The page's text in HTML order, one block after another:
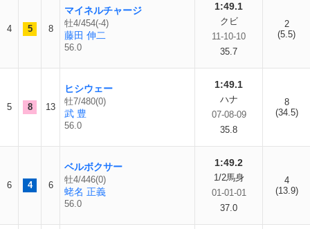
4 5 8
マイネルチャージ
牡4/454(-4)
藤田 伸二
56.0
1:49.1
クビ
11-10-10
35.7
2
(5.5)
5 8 13
ヒシウェー
牡7/480(0)
武 豊
56.0
1:49.1
ハナ
07-08-09
35.8
8
(34.5)
6 4 6
ベルボクサー
牡4/446(0)
蛯名 正義
56.0
1:49.2
1/2馬身
01-01-01
37.0
4
(13.9)